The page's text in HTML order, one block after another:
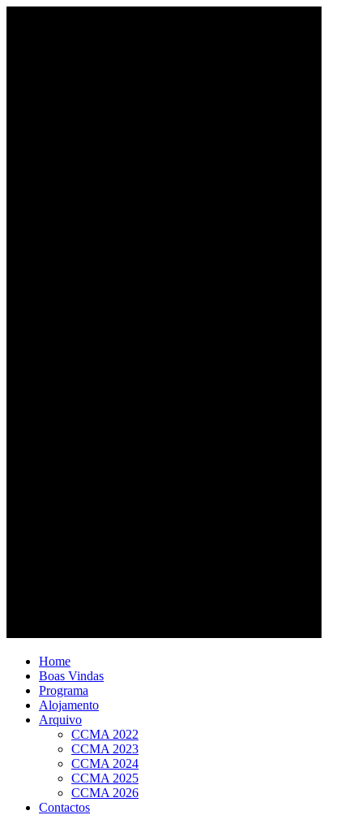
Home
Boas Vindas
Programa
Alojamento
Arquivo
CCMA 2022
CCMA 2023
CCMA 2024
CCMA 2025
CCMA 2026
Contactos